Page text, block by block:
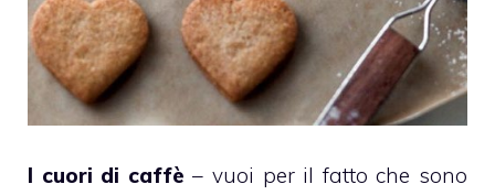
I cuori di caffè – vuoi per il fatto che sono